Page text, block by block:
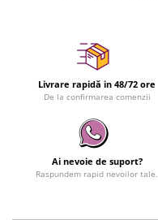
Livrare rapidă in 48/72 ore
De la confirmarea comenzii
Ai nevoie de suport?
Raspundem rapid nevoilor tale.